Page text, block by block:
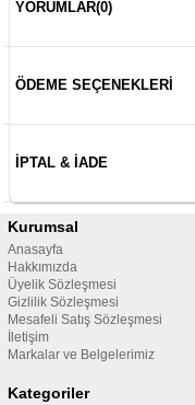
YORUMLAR(0)
ÖDEME SEÇENEKLERI
İPTAL & İADE
Kurumsal
Anasayfa
Hakkımızda
Üyelik Sözleşmesi
Gizlilik Sözleşmesi
Mesafeli Satış Sözleşmesi
İletişim
Markalar ve Belgelerimiz
Kategoriler